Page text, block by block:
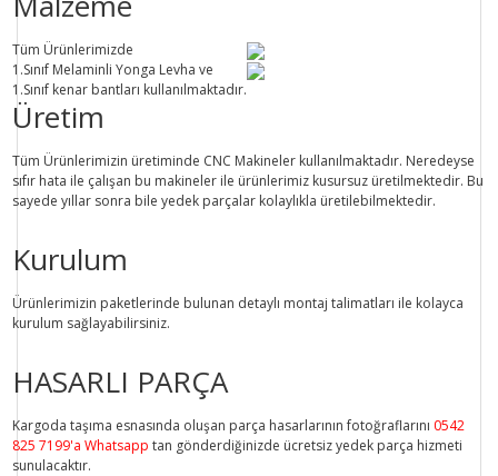
Tüm Ürünlerimizde
1.Sınıf Melaminli Yonga Levha ve
1.Sınıf kenar bantları kullanılmaktadır.
Üretim
Tüm Ürünlerimizin üretiminde CNC Makineler kullanılmaktadır. Neredeyse
sıfır hata ile çalışan bu makineler ile ürünlerimiz kusursuz üretilmektedir. Bu
sayede yıllar sonra bile yedek parçalar kolaylıkla üretilebilmektedir.
Kurulum
Ürünlerimizin paketlerinde bulunan detaylı montaj talimatları ile kolayca
kurulum sağlayabilirsiniz.
HASARLI PARÇA
Kargoda taşıma esnasında oluşan parça hasarlarının fotoğraflarını 0542
825 7199'a Whatsapp tan gönderdiğinizde ücretsiz yedek parça hizmeti
sunulacaktır.